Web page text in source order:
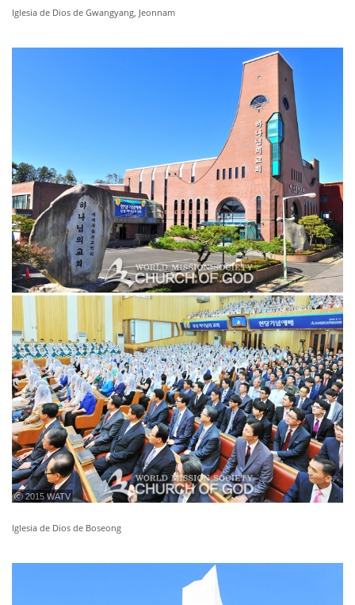
Iglesia de Dios de Gwangyang, Jeonnam
ⓒ 2015 WATV
Iglesia de Dios de Boseong